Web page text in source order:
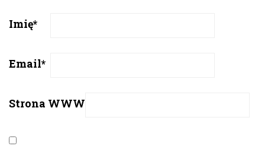
Imię*
Email*
Strona WWW